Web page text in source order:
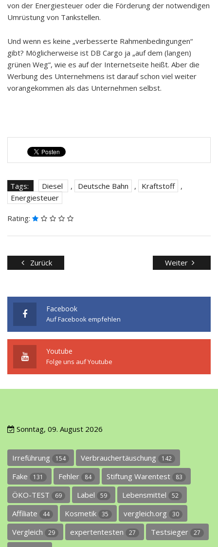
von der Energiesteuer oder die Förderung der notwendigen
Umrüstung von Tankstellen.
Und wenn es keine „verbesserte Rahmenbedingungen“
gibt? Möglicherweise ist DB Cargo ja „auf dem (langen)
grünen Weg“, wie es auf der Internetseite heißt. Aber die
Werbung des Unternehmens ist darauf schon viel weiter
vorangekommen als das Unternehmen selbst.
Tags: Diesel , Deutsche Bahn , Kraftstoff
,
Energiesteuer
Rating:
Zurück Weiter
Facebook
Auf Facebook empfehlen
Youtube
Folge uns auf Youtube
Sonntag, 09. August 2026
Irreführung 154 Verbrauchertäuschung 142
Fake 131 Fehler 84 Stiftung Warentest 83
ÖKO-TEST 69 Label 59 Lebensmittel 52
Affiliate 44 Kosmetik 35 vergleich.org 30
Vergleich 29 expertentesten 27 Testsieger 27